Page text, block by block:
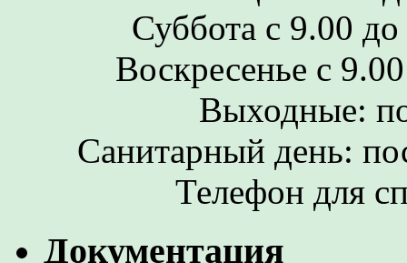
Суббота с 9.00
Воскресенье с
Выходные:
Санитарный день:
Телефон для
Документация